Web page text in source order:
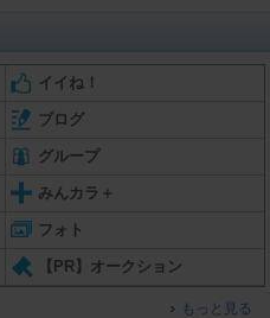
イイね！
ブログ
グループ
みんカラ＋
フォト
【PR】オークション
もっと見る